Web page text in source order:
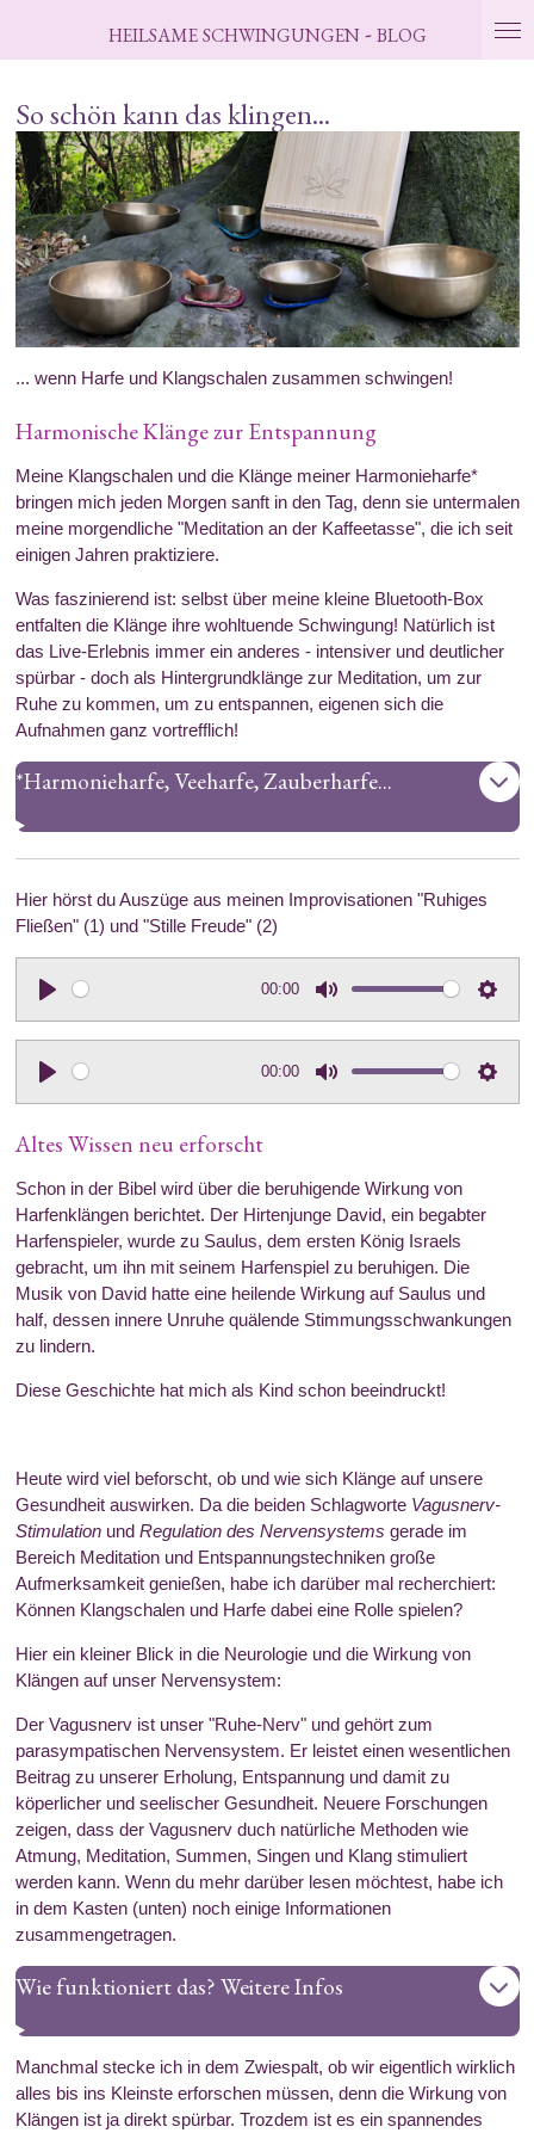
HEILSAME SCHWINGUNGEN-BLOG
So schön kann das klingen...
... wenn Harfe und Klangschalen zusammen schwingen!
Harmonische Klänge zur Entspannung
Meine Klangschalen und die Klänge meiner Harmonieharfe*
bringen mich jeden Morgen sanft in den Tag, denn sie untermalen
meine morgendliche "Meditation an der Kaffeetasse", die ich seit
einigen Jahren praktiziere.
Was faszinierend ist: selbst über meine kleine Bluetooth-Box
entfalten die Klänge ihre wohltuende Schwingung! Natürlich ist
das Live-Erlebnis immer ein anderes - intensiver und deutlicher
spürbar - doch als Hintergrundklänge zur Meditation, um zur
Ruhe zu kommen, um zu entspannen, eigenen sich die
Aufnahmen ganz vortrefflich!
*Harmonieharfe, Veeharfe, Zauberharfe...
Hier hörst du Auszüge aus meinen Improvisationen "Ruhiges
Fließen" (1) und "Stille Freude" (2)
l
a
y
00:00
u
t
e
e
t
t
a
y
00:00
e
Altes Wissen neu erforscht
Schon in der Bibel wird über die beruhigende Wirkung von
Harfenklängen berichtet. Der Hirtenjunge David, ein begabter
Harfenspieler, wurde zu Saulus, dem ersten König Israels
gebracht, um ihn mit seinem Harfenspiel zu beruhigen. Die
Musik von David hatte eine heilende Wirkung auf Saulus und
half, dessen innere Unruhe quälende Stimmungsschwankungen
zu lindern.
Diese Geschichte hat mich als Kind schon beeindruckt!
Heute wird viel beforscht, ob und wie sich Klänge auf unsere
Gesundheit auswirken. Da die beiden Schlagworte Vagusnerv-
Stimulationund Regulation des Nervensystems gerade im
Bereich Meditation und Entspannungstechniken große
Aufmerksamkeit genießen, habe ich darüber mal recherchiert:
Können Klangschalen und Harfe dabei eine Rolle spielen?
Hier ein kleiner Blick in die Neurologie und die Wirkung von
Klängen auf unser Nervensystem:
Der Vagusnerv ist unser "Ruhe-Nerv" und gehört zum
parasympatischen Nervensystem. Er leistet einen wesentlichen
Beitrag zu unserer Erholung, Entspannung und damit zu
köperlicher und seelischer Gesundheit. Neuere Forschungen
zeigen, dass der Vagusnerv duch natürliche Methoden wie
Atmung, Meditation, Summen, Singen und Klang stimuliert
werden kann. Wenn du mehr darüber lesen möchtest, habe ich
in dem Kasten (unten) noch einige Informationen
zusammengetragen.
Wie funktioniert das? Weitere Infos
Manchmal stecke ich in dem Zwiespalt, ob wir eigentlich wirklich
alles bis ins Kleinste erforschen müssen, denn die Wirkung von
Klängen ist ja direkt spürbar. Trozdem ist es ein spannendes